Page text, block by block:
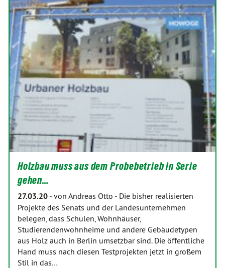
Holzbau muss aus dem Probebetrieb in Serie
gehen…
27.03.20 - von Andreas Otto - Die bisher realisierten
Projekte des Senats und der Landesunternehmen
belegen, dass Schulen, Wohnhäuser,
Studierendenwohnheime und andere Gebäudetypen
aus Holz auch in Berlin umsetzbar sind. Die öffentliche
Hand muss nach diesen Testprojekten jetzt in großem
Stil in das…